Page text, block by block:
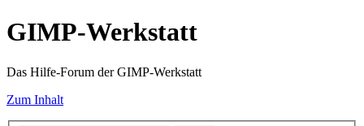
GIMP-Werkstatt
Das Hilfe-Forum der GIMP-Werkstatt
Zum Inhalt